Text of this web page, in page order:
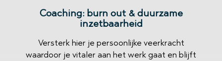
Coaching: burn out & duurzame
inzetbaarheid
Versterk hier je persoonlijke veerkracht
waardoor je vitaler aan het werk gaat en blijft